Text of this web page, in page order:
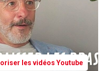
les vidéos Youtube